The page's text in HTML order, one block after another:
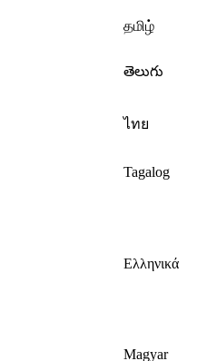
தமிழ்
తెలుగు
ไทย
Tagalog
Ελληνικά
Magyar